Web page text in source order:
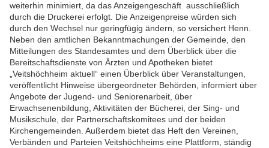
weiterhin minimiert, da das Anzeigengeschäft ausschließlich
durch die Druckerei erfolgt. Die Anzeigenpreise würden sich
durch den Wechsel nur geringfügig ändern, so versichert Henn.
Neben den amtlichen Bekanntmachungen der Gemeinde, den
Mitteilungen des Standesamtes und dem Überblick über die
Bereitschaftsdienste von Ärzten und Apotheken bietet
„Veitshöchheim aktuell“ einen Überblick über Veranstaltungen,
veröffentlicht Hinweise übergeordneter Behörden, informiert über
Angebote der Jugend- und Seniorenarbeit, über
Erwachsenenbildung, Aktivitäten der Bücherei, der Sing- und
Musikschule, der Partnerschaftskomitees und der beiden
Kirchengemeinden. Außerdem bietet das Heft den Vereinen,
Verbänden und Parteien Veitshöchheims eine Plattform, ständig